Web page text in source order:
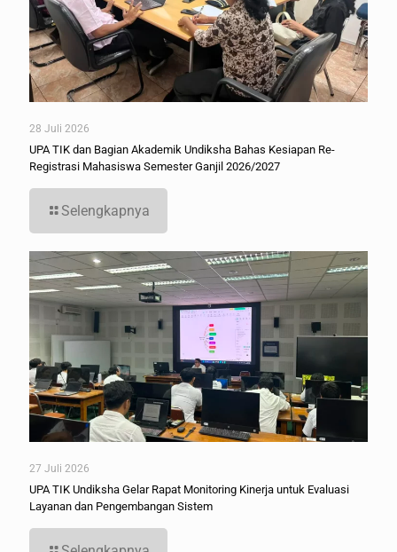
28 Juli 2026
UPA TIK dan Bagian Akademik Undiksha Bahas Kesiapan Re-
Registrasi Mahasiswa Semester Ganjil 2026/2027
Selengkapnya
27 Juli 2026
UPA TIK Undiksha Gelar Rapat Monitoring Kinerja untuk Evaluasi
Layanan dan Pengembangan Sistem